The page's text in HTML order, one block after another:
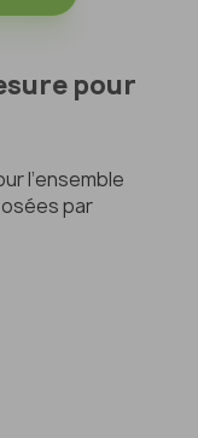
pour
l’ensemble
par